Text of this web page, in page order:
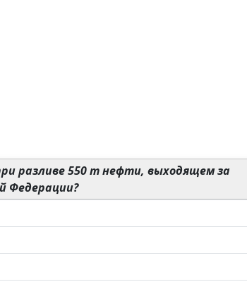
разливе 550 т нефти, выходящем за
Федерации?